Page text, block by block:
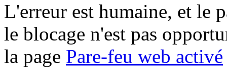
L'erreur est humaine, et le
le blocage n'est pas
la page Pare-feu web activé